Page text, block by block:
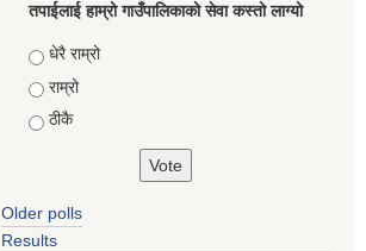
तपाईलाई हाम्रो गाउँपालिकाको सेवा कस्तो लाग्यो
Choices
धेरै राम्रो
राम्रो
ठीकै
Older polls
Results